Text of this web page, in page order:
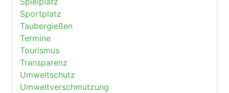
Sportplatz
Taubergießen
Termine
Tourismus
Transparenz
Umweltschutz
Umweltverschmutzung